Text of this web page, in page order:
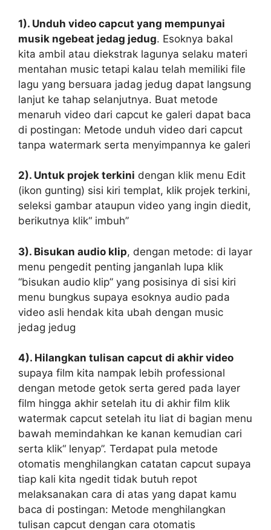
1). Unduh video capcut yang mempunyai
musik ngebeat jedag jedug. Esoknya bakal
kita ambil atau diekstrak lagunya selaku materi
mentahan music tetapi kalau telah memiliki file
lagu yang bersuara jadag jedug dapat langsung
lanjut ke tahap selanjutnya. Buat metode
menaruh video dari capcut ke galeri dapat baca
di postingan: Metode unduh video dari capcut
tanpa watermark serta menyimpannya ke galeri
2). Untuk projek terkini dengan klik menu Edit
(ikon gunting) sisi kiri templat, klik projek terkini,
seleksi gambar ataupun video yang ingin diedit,
berikutnya klik“ imbuh”
3). Bisukan audio klip, dengan metode: di layar
menu pengedit penting janganlah lupa klik
“bisukan audio klip” yang posisinya di sisi kiri
menu bungkus supaya esoknya audio pada
video asli hendak kita ubah dengan music
jedag jedug
4). Hilangkan tulisan capcut di akhir video
supaya film kita nampak lebih professional
dengan metode getok serta gered pada layer
film hingga akhir setelah itu di akhir film klik
watermak capcut setelah itu liat di bagian menu
bawah memindahkan ke kanan kemudian cari
serta klik“ lenyap”. Terdapat pula metode
otomatis menghilangkan catatan capcut supaya
tiap kali kita ngedit tidak butuh repot
melaksanakan cara di atas yang dapat kamu
baca di postingan: Metode menghilangkan
tulisan capcut dengan cara otomatis